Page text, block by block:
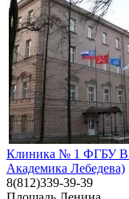
Клиника № 1 ФГБУ
Академика Лебедева)
8(812)339-39-39